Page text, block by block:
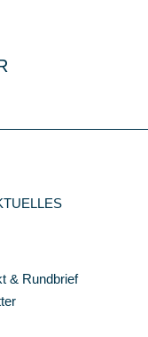
& Rundbrief